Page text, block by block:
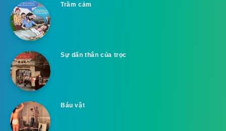
Trầm cảm
Sự dấn thân của trọc
Báu vật